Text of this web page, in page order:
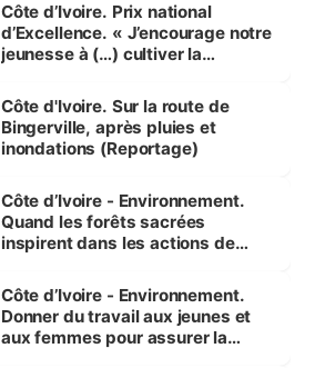
Côte d’Ivoire. Prix national
d’Excellence. « J’encourage notre
jeunesse à (…) cultiver la
(Alassane Ouattara
Côte d'Ivoire. Sur la route de
Bingerville, après pluies et
inondations (Reportage)
Côte d’Ivoire - Environnement.
Quand les forêts sacrées
inspirent dans les actions de
Côte d’Ivoire - Environnement.
Donner du travail aux jeunes et
aux femmes pour assurer la